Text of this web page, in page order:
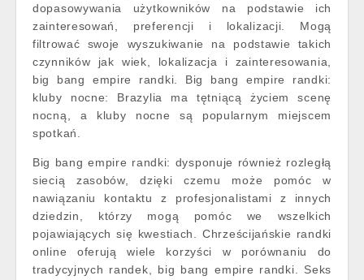
dopasowywania użytkowników na podstawie ich
zainteresowań, preferencji i lokalizacji. Mogą
filtrować swoje wyszukiwanie na podstawie takich
czynników jak wiek, lokalizacja i zainteresowania,
big bang empire randki. Big bang empire randki:
kluby nocne: Brazylia ma tętniącą życiem scenę
nocną, a kluby nocne są popularnym miejscem
spotkań.
Big bang empire randki: dysponuje również rozległą
siecią zasobów, dzięki czemu może pomóc w
nawiązaniu kontaktu z profesjonalistami z innych
dziedzin, którzy mogą pomóc we wszelkich
pojawiających się kwestiach. Chrześcijańskie randki
online oferują wiele korzyści w porównaniu do
tradycyjnych randek, big bang empire randki. Seks